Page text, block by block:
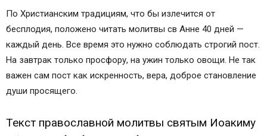
По Христианским традициям, что бы излечится от
бесплодия, положено читать молитвы св Анне 40 дней —
каждый день. Все время это нужно соблюдать строгий пост.
На завтрак только просфору, на ужин только овощи. Не так
важен сам пост как искренность, вера, доброе становление
души просящего.
Текст православной молитвы святым Иоакиму